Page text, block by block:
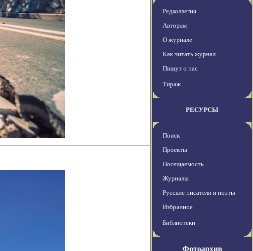
Редколлегия
Авторам
О журнале
Как читать журнал
Пишут о нас
Тираж
РЕСУРСЫ
Поиск
Проекты
Посещаемость
Журналы
Русские писатели и поэты
Избранное
Библиотеки
Фотоархив